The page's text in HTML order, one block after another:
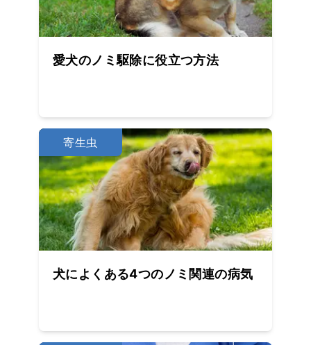
愛犬のノミ駆除に役立つ方法
寄生虫
犬によくある4つのノミ関連の病気